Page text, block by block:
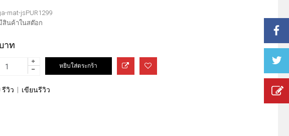
mat-jsPUR1299
สินค้าในสต๊อก
าท
รีวิว เขียนรีวิว